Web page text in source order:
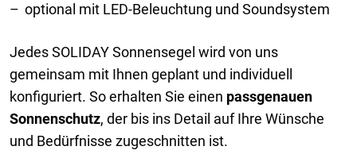
optional mit LED-Beleuchtung und Soundsystem
Jedes SOLIDAY Sonnensegel wird von uns
gemeinsam mit Ihnen geplant und individuell
konfiguriert. So erhalten Sie einen passgenauen
Sonnenschutz, der bis ins Detail auf Ihre Wünsche
und Bedürfnisse zugeschnitten ist.